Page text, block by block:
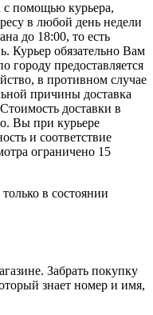
с помощью курьера,
в любой день недели
до 18:00, то есть
Курьер обязательно Вам
городу предоставляется
в противном случае
причины доставка
доставки в
Вы при курьере
и соответствие
ограничено 15
в состоянии
Забрать покупку
знает номер и имя,